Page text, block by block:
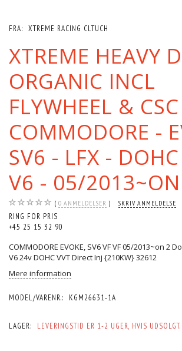
FRA: XTREME RACING CLTUCH
XTREME HEAVY
ORGANIC INCL
FLYWHEEL &
COMMODORE -
SV6 - LFX -
V6 - 05/2013~ON
0 ANMELDELSER SKRIV ANMELDELSE
RING FOR PRIS
+45 25 15 32 90
COMMODORE EVOKE, SV6 VF VF 05/2013~on 2
V6 24v DOHC VVT Direct Inj {210KW} 32612
Mere information
MODEL/VARENR.: KGM26631-1A
LAGER: LEVERINGSTID ER 1-2 UGER, HVIS